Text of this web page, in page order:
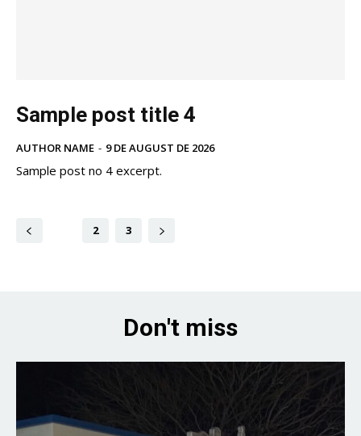
Sample post title 4
AUTHOR NAME - 9 DE AUGUST DE 2026
Sample post no 4 excerpt.
2 3
Don't miss